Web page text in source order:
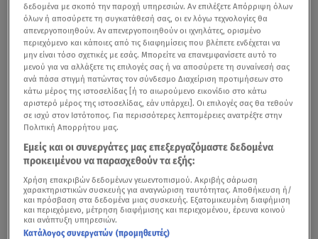
δεδομένα με σκοπό την παροχή υπηρεσιών. Αν επιλέξετε Απόρριψη όλων
όλων ή αποσύρετε τη συγκατάθεσή σας, οι εν λόγω τεχνολογίες θα
απενεργοποιηθούν. Αν απενεργοποιηθούν οι ιχνηλάτες, ορισμένο
περιεχόμενο και κάποιες από τις διαφημίσεις που βλέπετε ενδέχεται να
μην είναι τόσο σχετικές με εσάς. Μπορείτε να επανεμφανίσετε αυτό το
μενού για να αλλάξετε τις επιλογές σας ή να αποσύρετε τη συναίνεσή σας
ανά πάσα στιγμή πατώντας τον σύνδεσμο Διαχείριση προτιμήσεων στο
κάτω μέρος της ιστοσελίδας [ή το αιωρούμενο εικονίδιο στο κάτω
αριστερό μέρος της ιστοσελίδας, εάν υπάρχει]. Οι επιλογές σας θα τεθούν
σε ισχύ στον Ιστότοπος. Για περισσότερες λεπτομέρειες ανατρέξτε στην
Πολιτική Απορρήτου μας.
Εμείς και οι συνεργάτες μας επεξεργαζόμαστε δεδομένα
προκειμένου να παρασχεθούν τα εξής:
Χρήση επακριβών δεδομένων γεωεντοπισμού. Ακριβής σάρωση
χαρακτηριστικών συσκευής για αναγνώριση ταυτότητας. Αποθήκευση ή/
και πρόσβαση στα δεδομένα μιας συσκευής. Εξατομικευμένη διαφήμιση
και περιεχόμενο, μέτρηση διαφήμισης και περιεχομένου, έρευνα κοινού
και ανάπτυξη υπηρεσιών.
Κατάλογος συνεργατών (προμηθευτές)